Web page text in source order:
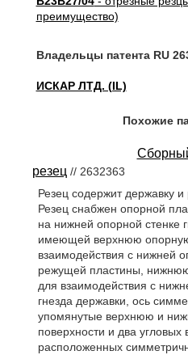
преимущество)
Владельцы патента RU
ИСКАР ЛТД. (IL)
Похожие
резец // 2632363
Резец содержит державку
Резец снабжен опорной
на нижней опорной стенке
имеющей верхнюю
взаимодействия с нижней
режущей пластины,
для взаимодействия с
гнезда державки, ось
упомянутые верхнюю и
поверхности и два угловых
расположенных